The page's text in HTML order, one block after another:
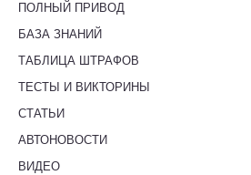
ПОЛНЫЙ ПРИВОД
БАЗА ЗНАНИЙ
ТАБЛИЦА ШТРАФОВ
ТЕСТЫ И ВИКТОРИНЫ
СТАТЬИ
АВТОНОВОСТИ
ВИДЕО